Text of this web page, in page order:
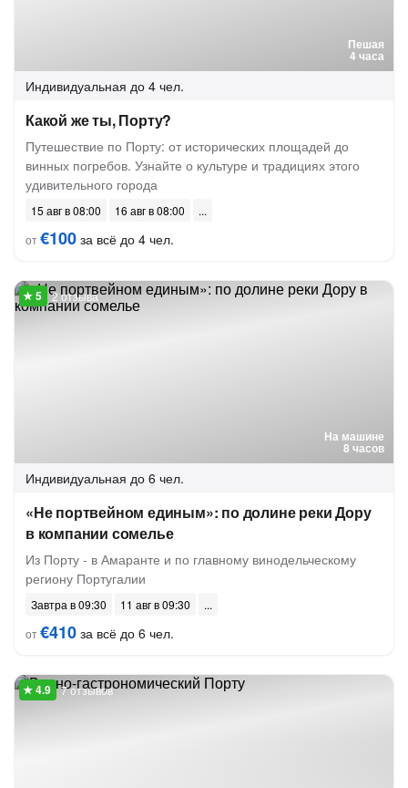
Пешая
4 часа
Индивидуальная до 4 чел.
Какой же ты, Порту?
Путешествие по Порту: от исторических площадей до
винных погребов. Узнайте о культуре и традициях этого
удивительного города
15 авг в 08:00
16 авг в 08:00
от€100 за всё до 4 чел.
На машине
8 часов
2 отзыва
Индивидуальная до 6 чел.
«Не портвейном единым»: по долине реки Дору
в компании сомелье
Из Порту - в Амаранте и по главному винодельческому
региону Португалии
Завтра в 09:30
11 авг в 09:30
от€410 за всё до 6 чел.
7 отзывов